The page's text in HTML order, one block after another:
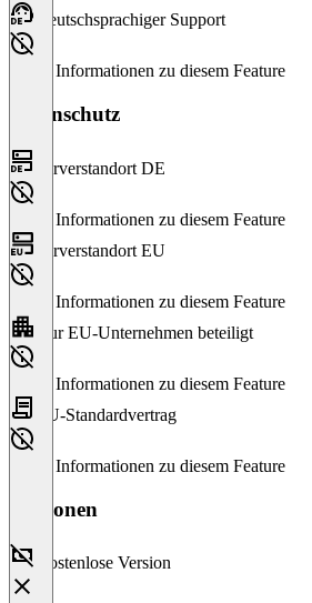
Deutschsprachiger Support
Keine Informationen zu diesem Feature
Datenschutz
Serverstandort DE
Keine Informationen zu diesem Feature
Serverstandort EU
Keine Informationen zu diesem Feature
Nur EU-Unternehmen beteiligt
Keine Informationen zu diesem Feature
EU-Standardvertrag
Keine Informationen zu diesem Feature
Versionen
Kostenlose Version